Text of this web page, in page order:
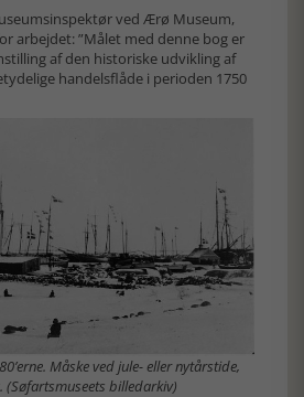
ved Ærø Museum,
arbejdet: ”Målet med denne bog er
af den historiske udvikling af
handelsflåde i perioden 1750
Måske ved jule- eller nytårstide,
(Søfartsmuseets billedarkiv)